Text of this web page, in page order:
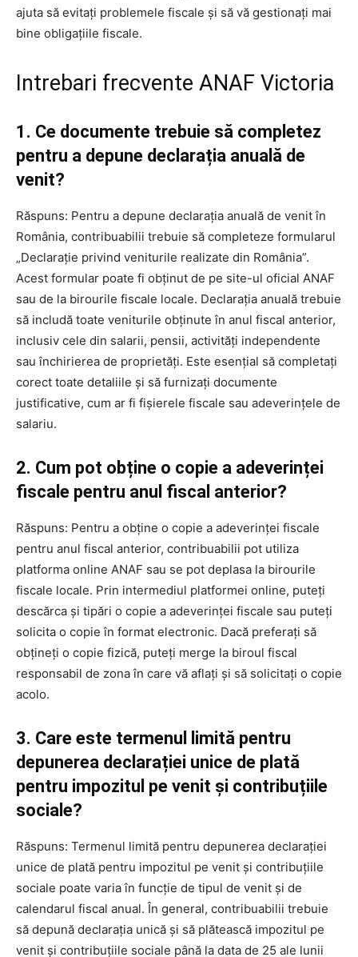
ajuta să evitați problemele fiscale și să vă gestionați mai
bine obligațiile fiscale.
Intrebari frecvente ANAF Victoria
1. Ce documente trebuie să completez
pentru a depune declarația anuală de
venit?
Răspuns: Pentru a depune declarația anuală de venit în
România, contribuabilii trebuie să completeze formularul
„Declarație privind veniturile realizate din România”.
Acest formular poate fi obținut de pe site-ul oficial ANAF
sau de la birourile fiscale locale. Declarația anuală trebuie
să includă toate veniturile obținute în anul fiscal anterior,
inclusiv cele din salarii, pensii, activități independente
sau închirierea de proprietăți. Este esențial să completați
corect toate detaliile și să furnizați documente
justificative, cum ar fi fișierele fiscale sau adeverințele de
salariu.
2. Cum pot obține o copie a adeverinței
fiscale pentru anul fiscal anterior?
Răspuns: Pentru a obține o copie a adeverinței fiscale
pentru anul fiscal anterior, contribuabilii pot utiliza
platforma online ANAF sau se pot deplasa la birourile
fiscale locale. Prin intermediul platformei online, puteți
descărca și tipări o copie a adeverinței fiscale sau puteți
solicita o copie în format electronic. Dacă preferați să
obțineți o copie fizică, puteți merge la biroul fiscal
responsabil de zona în care vă aflați și să solicitați o copie
acolo.
3. Care este termenul limită pentru
depunerea declarației unice de plată
pentru impozitul pe venit și contribuțiile
sociale?
Răspuns: Termenul limită pentru depunerea declarației
unice de plată pentru impozitul pe venit și contribuțiile
sociale poate varia în funcție de tipul de venit și de
calendarul fiscal anual. În general, contribuabilii trebuie
să depună declarația unică și să plătească impozitul pe
venit și contribuțiile sociale până la data de 25 ale lunii